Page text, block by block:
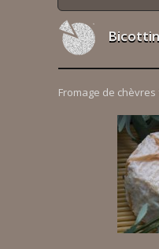
Fromage de